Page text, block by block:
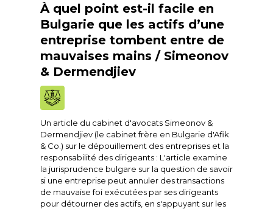
À quel point est-il facile en
Bulgarie que les actifs d’une
entreprise tombent entre de
mauvaises mains / Simeonov
& Dermendjiev
Un article du cabinet d'avocats Simeonov &
Dermendjiev (le cabinet frère en Bulgarie d'Afik
& Co.) sur le dépouillement des entreprises et la
responsabilité des dirigeants : L'article examine
la jurisprudence bulgare sur la question de savoir
si une entreprise peut annuler des transactions
de mauvaise foi exécutées par ses dirigeants
pour détourner des actifs, en s'appuyant sur les